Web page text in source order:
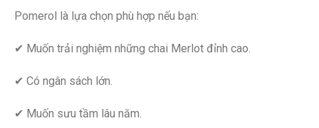
Pomerol là lựa chọn phù hợp nếu bạn:
✔ Muốn trải nghiệm những chai Merlot đỉnh cao.
✔ Có ngân sách lớn.
✔ Muốn sưu tầm lâu năm.